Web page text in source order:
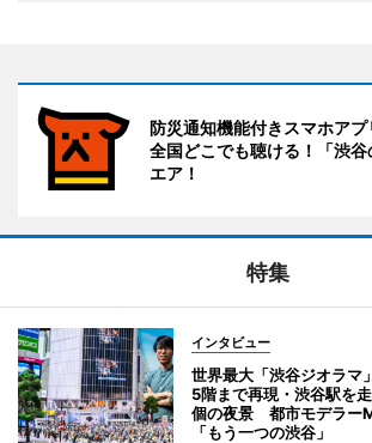
防災通知機能付きスマホア
全国どこでも聴ける！「渋
エア！
特集
インタビュー
世界最大「渋谷ジオラ
5階まで再現・渋谷駅を
個の夜景 都市モデラー
「もう一つの渋谷」